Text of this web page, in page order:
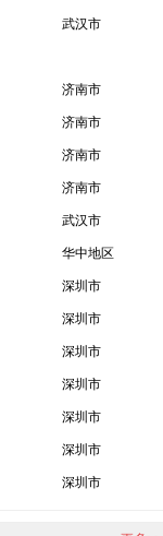
武汉市
济南市
济南市
济南市
济南市
武汉市
华中地区
深圳市
深圳市
深圳市
深圳市
深圳市
深圳市
深圳市